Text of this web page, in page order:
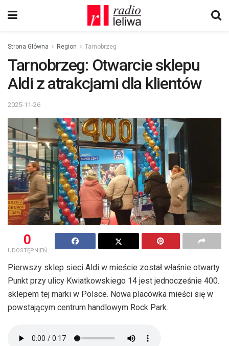
Strona Główna Region Tarnobrzeg
Tarnobrzeg: Otwarcie sklepu
Aldi z atrakcjami dla klientów
2025-11-26
0
UDOSTĘPNIEŃ
Pierwszy sklep sieci Aldi w mieście został właśnie otwarty.
Punkt przy ulicy Kwiatkowskiego 14 jest jednocześnie 400.
sklepem tej marki w Polsce. Nowa placówka mieści się w
powstającym centrum handlowym Rock Park.